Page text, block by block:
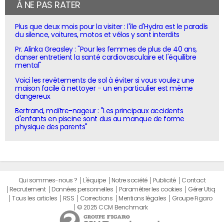
À NE PAS RATER
Plus que deux mois pour la visiter : l'île d'Hydra est le paradis
du silence, voitures, motos et vélos y sont interdits
Pr. Alinka Greasley : "Pour les femmes de plus de 40 ans,
danser entretient la santé cardiovasculaire et l'équilibre
mental"
Voici les revêtements de sol à éviter si vous voulez une
maison facile à nettoyer - un en particulier est même
dangereux
Bertrand, maître-nageur : "Les principaux accidents
d'enfants en piscine sont dus au manque de forme
physique des parents"
Qui sommes-nous ? L'équipe Notre société Publicité
Contact
Recrutement
Données personnelles Paramétrer les cookies
Gérer Utiq
Tous les articles
RSS Corrections Mentions légales
Groupe Figaro
© 2025 CCM Benchmark